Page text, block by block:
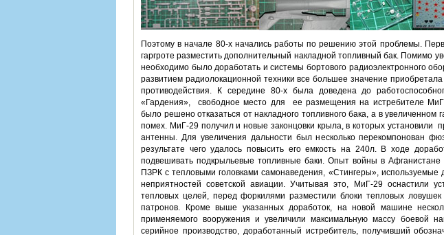
Поэтому в начале 80-х начались работы по решению этой проблемы.
гаргроте разместить дополнительный накладной топливный бак. Помимо
необходимо было доработать и системы бортового радиоэлектронного
развитием радиолокационной техники все большее значение
противодействия. К середине 80-х была доведена до
«Гардения», свободное место для ее размещения на истребителе МиГ-
было решено отказаться от накладного топливного бака, а в увеличенном
помех. МиГ-29 получил и новые законцовки крыла, в которых
антенны. Для увеличения дальности был несколько перекомпонован
результате чего удалось повысить его емкость на 240л. В ходе
подвешивать подкрыльевые топливные баки. Опыт войны в Афганистане
ПЗРК с тепловыми головками самонаведения, «Стингеры», используемые
неприятностей советской авиации. Учитывая это, МиГ-29 оснастили
тепловых целей, перед форкилями разместили блоки тепловых
патронов. Кроме выше указанных доработок, на новой машине
применяемого вооружения и увеличили максимальную массу боевой
серийное производство, доработанный истребитель, получивший